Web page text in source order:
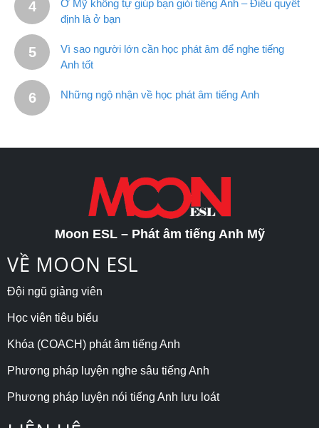
Ở Mỹ không tự giúp bạn giỏi tiếng Anh – Điều quyết
định là ở bạn
Vì sao người lớn cần học phát âm để nghe tiếng
Anh tốt
Những ngộ nhận về học phát âm tiếng Anh
Moon ESL – Phát âm tiếng Anh Mỹ
VỀ MOON ESL
Đội ngũ giảng viên
Học viên tiêu biểu
Khóa (COACH) phát âm tiếng Anh
Phương pháp luyện nghe sâu tiếng Anh
Phương pháp luyện nói tiếng Anh lưu loát